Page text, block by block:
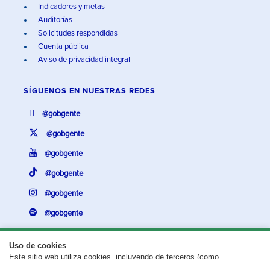
Uso de cookies
Este sitio web utiliza cookies, incluyendo de terceros (como
Indicadores y metas
Auditorías
Solicitudes respondidas
Cuenta pública
Aviso de privacidad integral
SÍGUENOS EN NUESTRAS REDES
@gobgente
@gobgente
@gobgente
@gobgente
@gobgente
@gobgente